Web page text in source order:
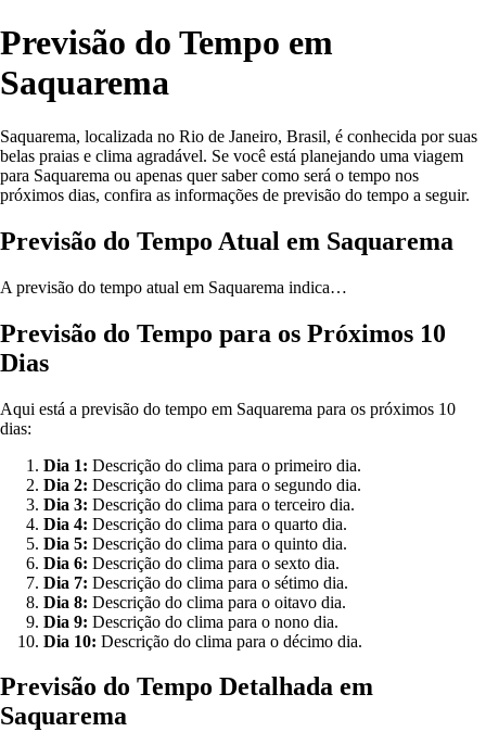
Previsão do Tempo em
Saquarema
Saquarema, localizada no Rio de Janeiro, Brasil, é conhecida por suas
belas praias e clima agradável. Se você está planejando uma viagem
para Saquarema ou apenas quer saber como será o tempo nos
próximos dias, confira as informações de previsão do tempo a seguir.
Previsão do Tempo Atual em Saquarema
A previsão do tempo atual em Saquarema indica…
Previsão do Tempo para os Próximos 10
Dias
Aqui está a previsão do tempo em Saquarema para os próximos 10
dias:
Dia 1: Descrição do clima para o primeiro dia.
Dia 2: Descrição do clima para o segundo dia.
Dia 3: Descrição do clima para o terceiro dia.
Dia 4: Descrição do clima para o quarto dia.
Dia 5: Descrição do clima para o quinto dia.
Dia 6: Descrição do clima para o sexto dia.
Dia 7: Descrição do clima para o sétimo dia.
Dia 8: Descrição do clima para o oitavo dia.
Dia 9: Descrição do clima para o nono dia.
Dia 10: Descrição do clima para o décimo dia.
Previsão do Tempo Detalhada em
Saquarema